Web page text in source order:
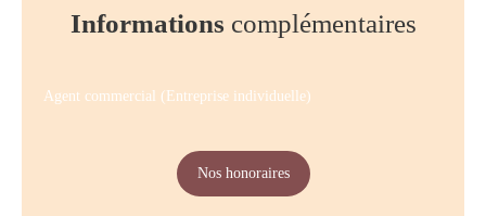
Informations complémentaires
Agent commercial (Entreprise individuelle)
Nos honoraires